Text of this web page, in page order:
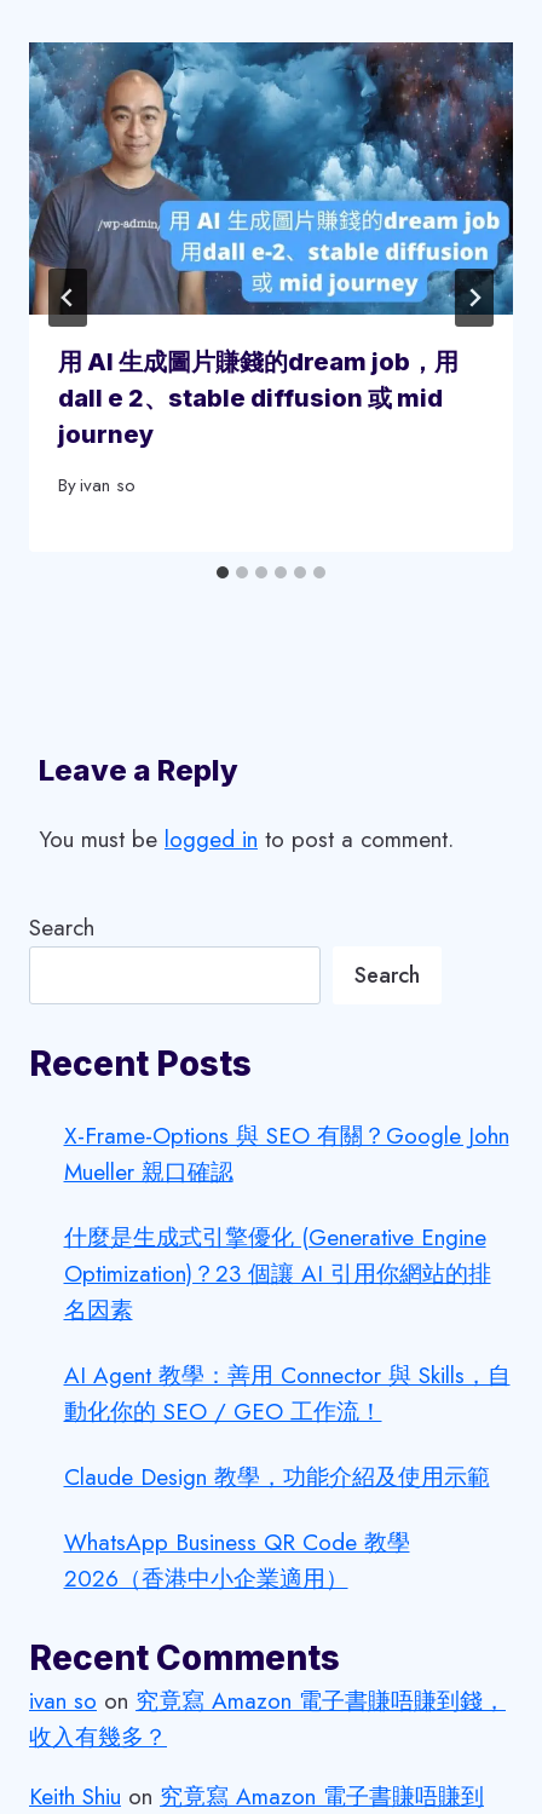
用 AI 生成圖片賺錢的dream job，用
dall e 2、stable diffusion 或 mid
journey
Byivan so
Leave a Reply
You must be logged in to post a comment.
Search
Search
Recent Posts
X-Frame-Options 與 SEO 有關？Google John
Mueller 親口確認
什麼是生成式引擎優化 (Generative Engine
Optimization)？23 個讓 AI 引用你網站的排
名因素
AI Agent 教學：善用 Connector 與 Skills，自
動化你的 SEO / GEO 工作流！
Claude Design 教學，功能介紹及使用示範
WhatsApp Business QR Code 教學
2026（香港中小企業適用）
Recent Comments
ivan so on 究竟寫 Amazon 電子書賺唔賺到錢，
收入有幾多？
Keith Shiu on 究竟寫 Amazon 電子書賺唔賺到